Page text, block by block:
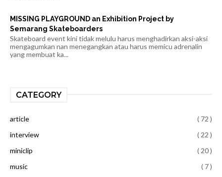
MISSING PLAYGROUND an Exhibition Project by
Semarang Skateboarders
Skateboard event kini tidak melulu harus menghadirkan aksi-aksi
mengagumkan nan menegangkan atau harus memicu adrenalin
yang membuat ka...
CATEGORY
article
( 72 )
interview
( 22 )
miniclip
( 20 )
music
( 7 )